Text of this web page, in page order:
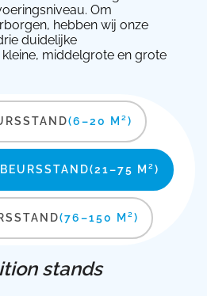
Om
hebben wij onze
duidelijke
middelgrote en grote
(6–20 M²)
(21–75 M²)
(76–150 M²)
stands